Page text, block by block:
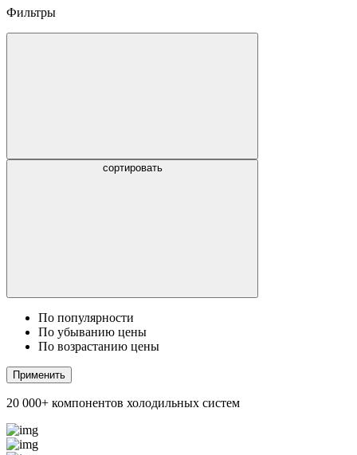
Фильтры
сортировать
По популярности
По убыванию цены
По возрастанию цены
Применить
20 000+ компонентов холодильных систем